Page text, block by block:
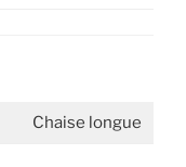
Chaise longue